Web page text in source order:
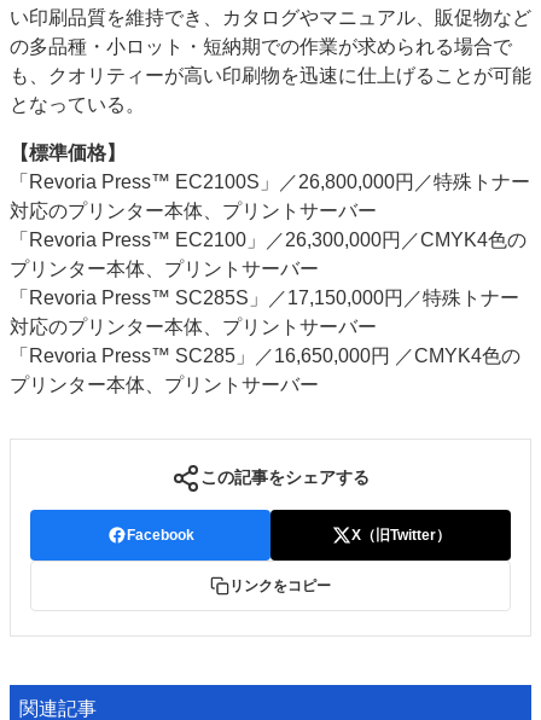
い印刷品質を維持でき、カタログやマニュアル、販促物など
の多品種・小ロット・短納期での作業が求められる場合で
も、クオリティーが高い印刷物を迅速に仕上げることが可能
となっている。
【標準価格】
「Revoria Press™ EC2100S」／26,800,000円／特殊トナー
対応のプリンター本体、プリントサーバー
「Revoria Press™ EC2100」／26,300,000円／CMYK4色の
プリンター本体、プリントサーバー
「Revoria Press™ SC285S」／17,150,000円／特殊トナー
対応のプリンター本体、プリントサーバー
「Revoria Press™ SC285」／16,650,000円 ／CMYK4色の
プリンター本体、プリントサーバー
この記事をシェアする
Facebook X（旧Twitter）
リンクをコピー
関連記事